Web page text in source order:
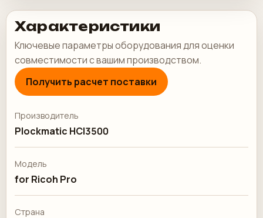
Характеристики
Ключевые параметры оборудования для оценки
совместимости с вашим производством.
Получить расчет поставки
Производитель
Plockmatic HCI3500
Модель
for Ricoh Pro
Страна